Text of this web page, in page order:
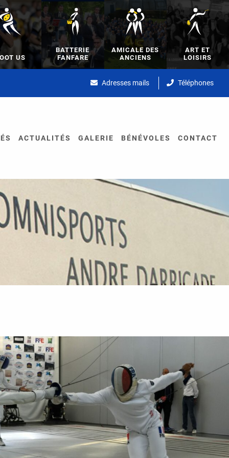
US
BATTERIE
FANFARE
AMICALE DES
ANCIENS
ART ET
LOISIRS
Adresses mails Téléphones
ACTUALITÉS GALERIE BÉNÉVOLES CONTACT